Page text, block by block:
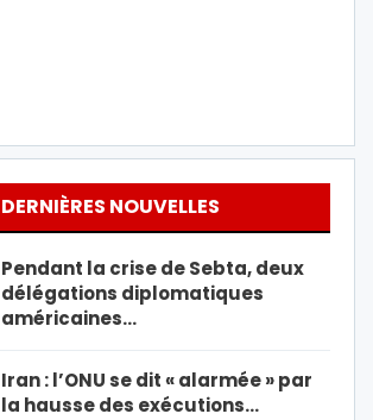
DERNIÈRES NOUVELLES
Pendant la crise de Sebta, deux
délégations diplomatiques
américaines…
Iran : l’ONU se dit « alarmée » par
la hausse des exécutions…